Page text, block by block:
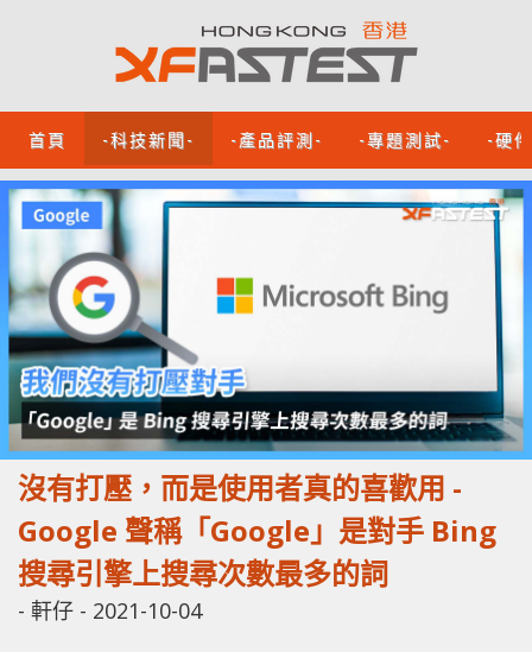
首頁 -科技新聞- -產品評測- -專題測試- -硬
沒有打壓，而是使用者真的喜歡用 -
Google 聲稱「Google」是對手 Bing
搜尋引擎上搜尋次數最多的詞
- 軒仔 - 2021-10-04